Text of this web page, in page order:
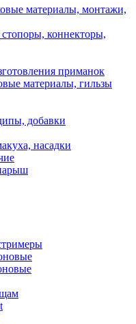
материалы, монтажи,
коннекторы,
приманок
материалы, гильзы
добавки
насадки